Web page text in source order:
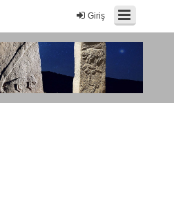
Giriş